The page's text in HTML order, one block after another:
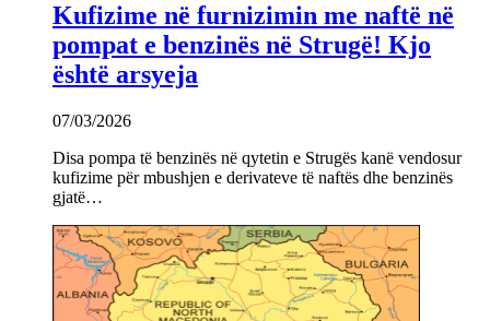
Kufizime në furnizimin me naftë në
pompat e benzinës në Strugë! Kjo
është arsyeja
07/03/2026
Disa pompa të benzinës në qytetin e Strugës kanë vendosur
kufizime për mbushjen e derivateve të naftës dhe benzinës
gjatë…